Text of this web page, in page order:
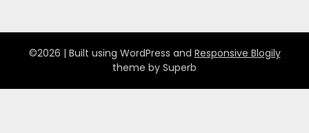
©2026 | Built using WordPress and Responsive Blogily
theme by Superb